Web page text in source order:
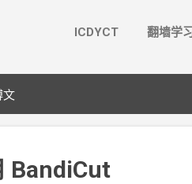
ICDYCT 翻墙学
文
BandiCut